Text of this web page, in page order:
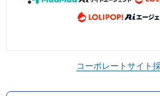
コーポレートサイト